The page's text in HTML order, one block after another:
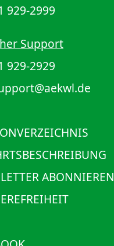
929-2999
Support
929-2929
ABONNIEREN